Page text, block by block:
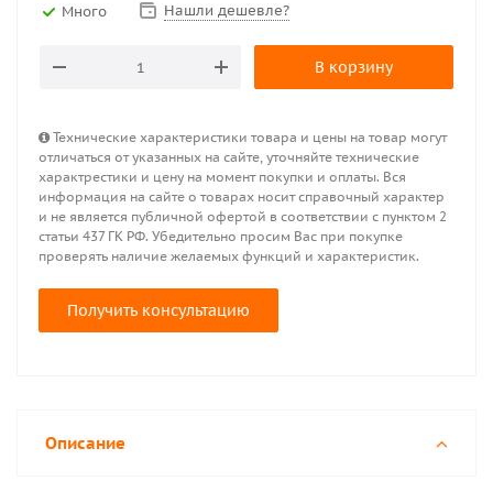
Много Нашли дешевле?
В корзину
Технические характеристики товара и цены на товар могут
отличаться от указанных на сайте, уточняйте технические
характрестики и цену на момент покупки и оплаты. Вся
информация на сайте о товарах носит справочный характер
и не является публичной офертой в соответствии с пунктом 2
статьи 437 ГК РФ. Убедительно просим Вас при покупке
проверять наличие желаемых функций и характеристик.
Получить консультацию
Описание